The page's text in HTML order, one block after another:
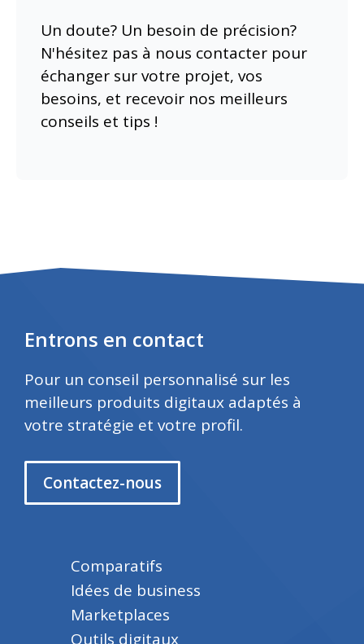
Un doute? Un besoin de précision?
N'hésitez pas à nous contacter pour
échanger sur votre projet, vos
besoins, et recevoir nos meilleurs
conseils et tips !
Entrons en contact
Pour un conseil personnalisé sur les
meilleurs produits digitaux adaptés à
votre stratégie et votre profil.
Contactez-nous
Comparatifs
Idées de business
Marketplaces
Outils digitaux